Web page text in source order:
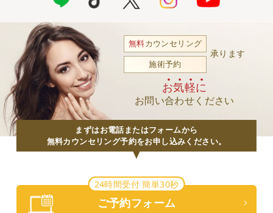
無料カウンセリング
施術予約
承ります
お気軽に
お問い合わせください
まずはお電話またはフォームから
無料カウンセリング予約をお申し込みください。
24時間受付 簡単30秒
ご予約フォーム